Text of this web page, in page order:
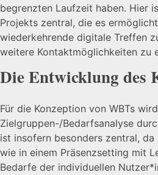
begrenzten Laufzeit haben. Hier
Projekts zentral, die es
wiederkehrende digitale Treffen
weitere Kontaktmöglichkeiten zu
Die Entwicklung des
Für die Konzeption von WBTs
Zielgruppen-/Bedarfsanalyse
ist insofern besonders zentral,
wie in einem Präsenzsetting mit
Bedarfe der individuellen